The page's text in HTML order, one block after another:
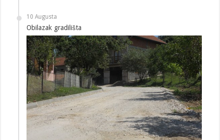
10 Augusta
Obilazak gradilišta